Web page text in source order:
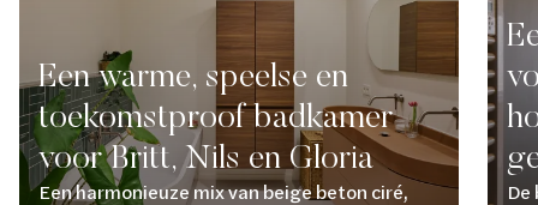
Een warme, speelse en
toekomstproof badkamer
voor Britt, Nils en Gloria
Een harmonieuze mix van beige beton ciré,
De